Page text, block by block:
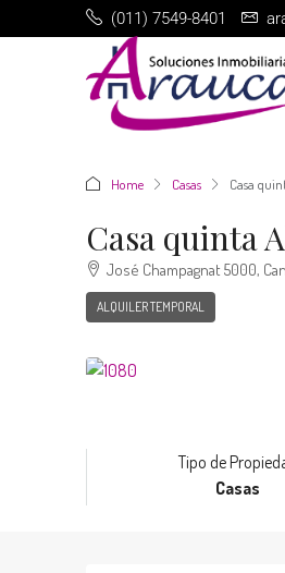
(011) 7549-8401
Home Casas Casa
Casa quinta
José Champagnat 5000,
ALQUILER TEMPORAL
Tipo de
Casas